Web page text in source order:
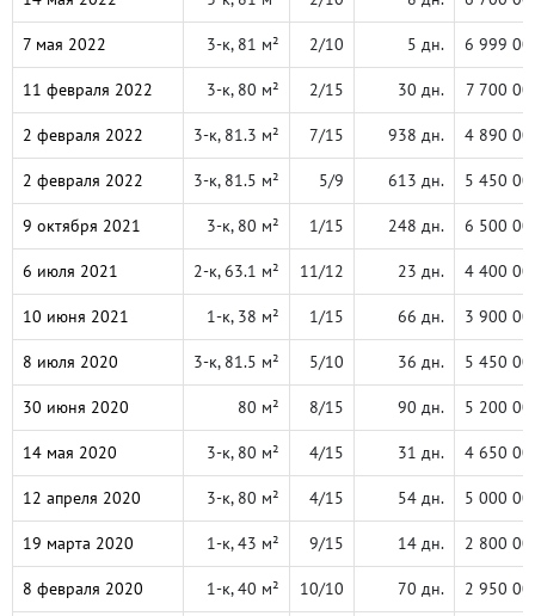
7 мая 2022 3-к, 81 м² 2/10 5 дн. 6 999
11 февраля 2022 3-к, 80 м² 2/15 30 дн. 7 700
2 февраля 2022 3-к, 81.3 м² 7/15 938 дн. 4 890
2 февраля 2022 3-к, 81.5 м² 5/9 613 дн. 5 450
9 октября 2021 3-к, 80 м² 1/15 248 дн. 6 500
6 июля 2021 2-к, 63.1 м² 11/12 23 дн. 4 400
10 июня 2021 1-к, 38 м² 1/15 66 дн. 3 900
8 июля 2020 3-к, 81.5 м² 5/10 36 дн. 5 450
30 июня 2020 80 м² 8/15 90 дн. 5 200
14 мая 2020 3-к, 80 м² 4/15 31 дн. 4 650
12 апреля 2020 3-к, 80 м² 4/15 54 дн. 5 000
19 марта 2020 1-к, 43 м² 9/15 14 дн. 2 800
8 февраля 2020 1-к, 40 м² 10/10 70 дн. 2 950